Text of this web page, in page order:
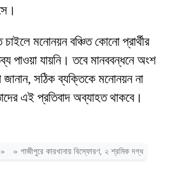
চাইলে মনোনয়ন বঞ্চিত কোনো প্রার্থীর
পাওয়া যায়নি। তবে মানববন্ধনে অংশ
জানান, সঠিক ব্যক্তিকে মনোনয়ন না
এই প্রতিবাদ অব্যাহত থাকবে।
» » গাজীপুরে কারখানায় বিস্ফোরণ, ২ শ্রমিক দগ্ধ